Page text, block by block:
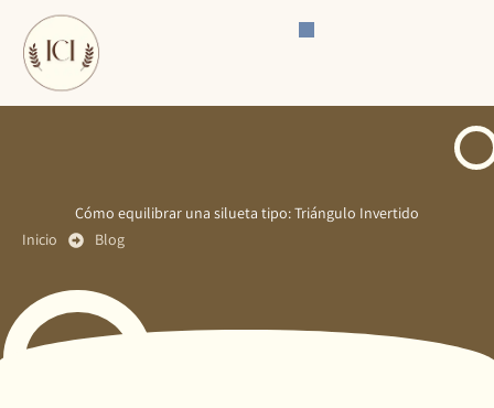
contenido
Cómo equilibrar una silueta tipo: Triángulo Invertido
Inicio
Blog